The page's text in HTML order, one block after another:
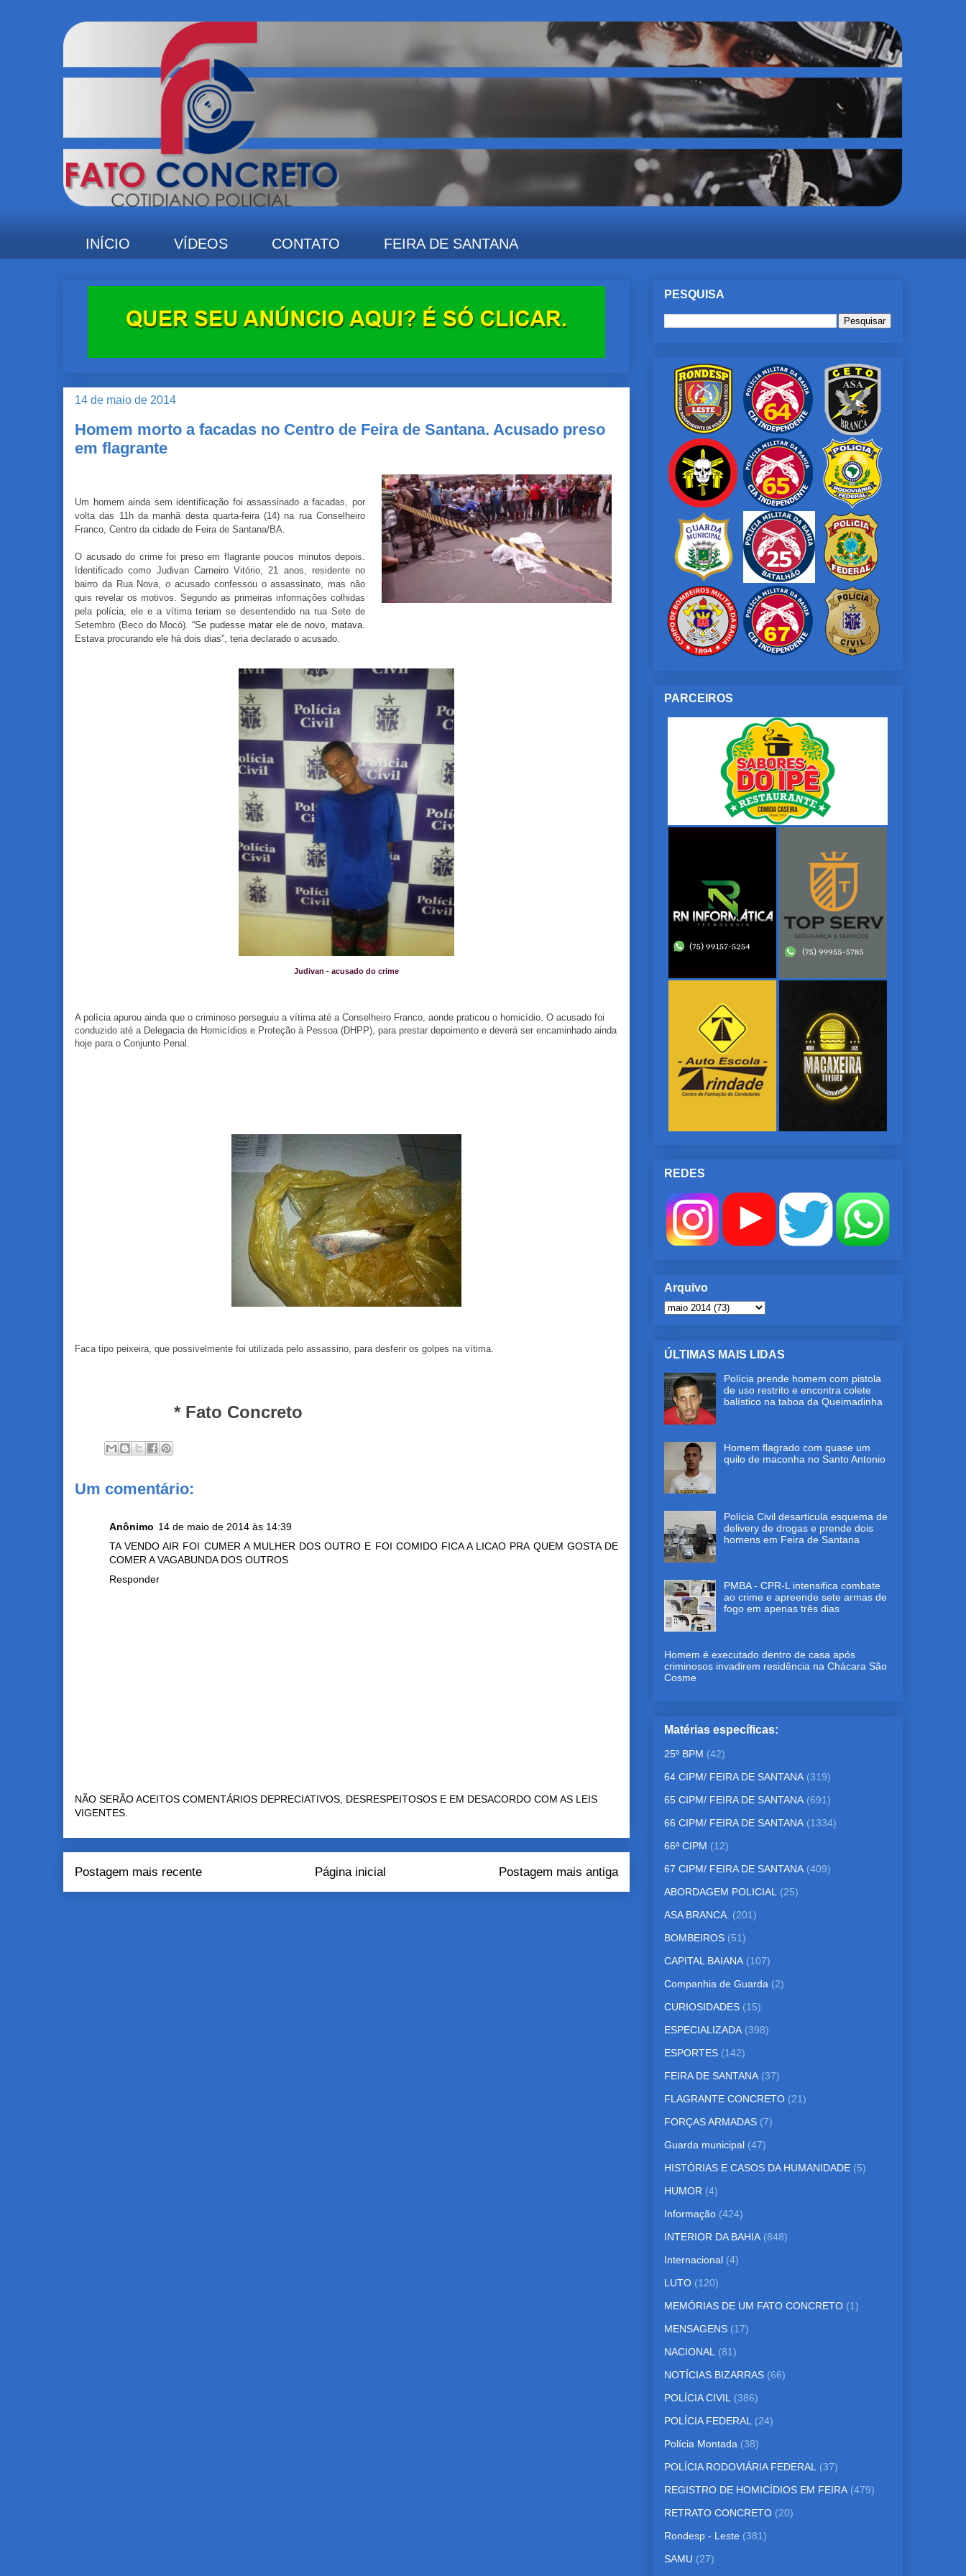
INÍCIO VÍDEOS CONTATO FEIRA DE SANTANA
14 de maio de 2014
Homem morto a facadas no Centro de Feira de Santana. Acusado preso
em flagrante
Um homem ainda sem identificação foi assassinado a facadas, por
volta das 11h da manhã desta quarta-feira (14) na rua Conselheiro
Franco, Centro da cidade de Feira de Santana/BA.
O acusado do crime foi preso em flagrante poucos minutos depois.
Identificado como Judivan Carneiro Vitório, 21 anos, residente no
bairro da Rua Nova, o acusado confessou o assassinato, mas não
quis revelar os motivos. Segundo as primeiras informações colhidas
pela polícia, ele e a vítima teriam se desentendido na rua Sete de
Setembro (Beco do Mocó).“Se pudesse matar ele de novo, matava.
Estava procurando ele há dois dias”, teria declarado o acusado.
Judivan - acusado do crime
A polícia apurou ainda que o criminoso perseguiu a vítima até a Conselheiro Franco, aonde praticou o homicídio. O acusado foi
conduzido até a Delegacia de Homicídios e Proteção à Pessoa (DHPP), para prestar depoimento e deverá ser encaminhado ainda
hoje para o Conjunto Penal.
Faca tipo peixeira, que possivelmente foi utilizada pelo assassino, para desferir os golpes na vítima.
* Fato Concreto
Um comentário:
Anônimo 14 de maio de 2014 às 14:39
TA VENDO AIR FOI CUMER A MULHER DOS OUTRO E FOI COMIDO FICA A LICAO PRA QUEM GOSTA DE
COMER A VAGABUNDA DOS OUTROS
Responder
NÃO SERÃO ACEITOS COMENTÁRIOS DEPRECIATIVOS, DESRESPEITOSOS E EM DESACORDO COM AS LEIS
VIGENTES.
Postagem mais recente Postagem mais antiga
Página inicial
PESQUISA
PARCEIROS
REDES
Arquivo
ÚLTIMAS MAIS LIDAS
Polícia prende homem com pistola
de uso restrito e encontra colete
balístico na taboa da Queimadinha
Homem flagrado com quase um
quilo de maconha no Santo Antonio
Polícia Civil desarticula esquema de
delivery de drogas e prende dois
homens em Feira de Santana
PMBA - CPR-L intensifica combate
ao crime e apreende sete armas de
fogo em apenas três dias
Homem é executado dentro de casa após
criminosos invadirem residência na Chácara São
Cosme
Matérias específicas:
25º BPM (42)
64 CIPM/ FEIRA DE SANTANA (319)
65 CIPM/ FEIRA DE SANTANA (691)
66 CIPM/ FEIRA DE SANTANA (1334)
66ª CIPM (12)
67 CIPM/ FEIRA DE SANTANA (409)
ABORDAGEM POLICIAL (25)
ASA BRANCA. (201)
BOMBEIROS (51)
CAPITAL BAIANA (107)
Companhia de Guarda (2)
CURIOSIDADES (15)
ESPECIALIZADA (398)
ESPORTES (142)
FEIRA DE SANTANA (37)
FLAGRANTE CONCRETO (21)
FORÇAS ARMADAS (7)
Guarda municipal (47)
HISTÓRIAS E CASOS DA HUMANIDADE (5)
HUMOR (4)
Informação (424)
INTERIOR DA BAHIA (848)
Internacional (4)
LUTO (120)
MEMÓRIAS DE UM FATO CONCRETO (1)
MENSAGENS (17)
NACIONAL (81)
NOTÍCIAS BIZARRAS (66)
POLÍCIA CIVIL (386)
POLÍCIA FEDERAL (24)
Polícia Montada (38)
POLÍCIA RODOVIÁRIA FEDERAL (37)
REGISTRO DE HOMICÍDIOS EM FEIRA (479)
RETRATO CONCRETO (20)
Rondesp - Leste (381)
SAMU (27)